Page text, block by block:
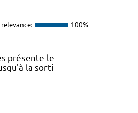
relevance: 100%
présente le
la sorti